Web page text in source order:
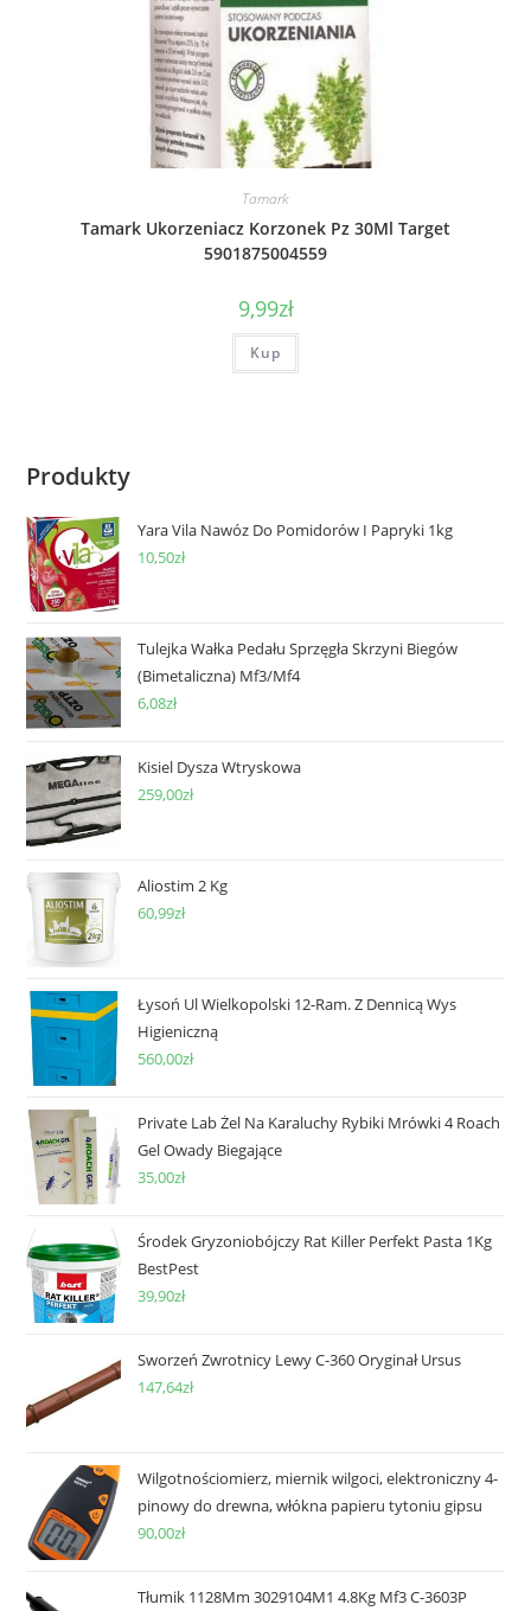
Tamark
Tamark Ukorzeniacz Korzonek Pz 30Ml Target
5901875004559
9,99zł
Kup
Produkty
Yara Vila Nawóz Do Pomidorów I Papryki 1kg
10,50zł
Tulejka Wałka Pedału Sprzęgła Skrzyni Biegów
(Bimetaliczna) Mf3/Mf4
6,08zł
Kisiel Dysza Wtryskowa
259,00zł
Aliostim 2 Kg
60,99zł
Łysoń Ul Wielkopolski 12-Ram. Z Dennicą Wys
Higieniczną
560,00zł
Private Lab Żel Na Karaluchy Rybiki Mrówki 4 Roach
Gel Owady Biegające
35,00zł
Środek Gryzoniobójczy Rat Killer Perfekt Pasta 1Kg
BestPest
39,90zł
Sworzeń Zwrotnicy Lewy C-360 Oryginał Ursus
147,64zł
Wilgotnościomierz, miernik wilgoci, elektroniczny 4-
pinowy do drewna, włókna papieru tytoniu gipsu
90,00zł
Tłumik 1128Mm 3029104M1 4.8Kg Mf3 C-3603P